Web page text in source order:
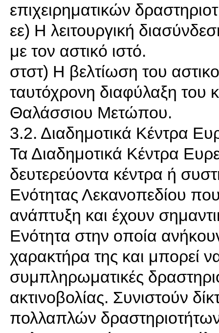
επιχειρηματικών
εε) Η λειτουργική
με τον αστικό ιστό.
στστ) Η βελτίωση του
ταυτόχρονη διαφύλαξη του
Θαλάσσιου Μετώπου.
3.2. Διαδημοτικά Κέντρα
Τα Διαδημοτικά Κέντρα
δευτερεύοντα κέντρα ή
Ενότητας Λεκανοπεδίου
ανάπτυξη και έχουν
Ενότητα στην οποία
χαρακτήρα της και μπορεί
συμπληρωματικές
ακτινοβολίας. Συνιστούν
πολλαπλών